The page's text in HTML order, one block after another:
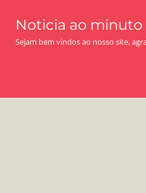
content
Noticia ao minuto
Sejam bem vindos ao nosso site,